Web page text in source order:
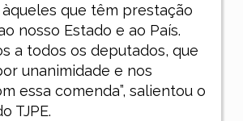
que têm prestação
nosso Estado e ao País.
a todos os deputados, que
unanimidade e nos
essa comenda”, salientou o
TJPE.